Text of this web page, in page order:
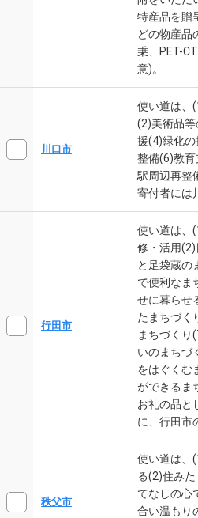
特産品を贈
どの物産品
乗、PET-
意)。
川口市
使い道は、
(2)美術品
援(4)緑化
整備(6)教
駅周辺再整
寄付者には
行田市
使い道は、
修・活用
と足袋蔵の
で便利なま
せに暮らせ
たまちづく
まちづくり
いのまちづ
をはぐくむ
ができるま
お礼の品と
に、行田市
秩父市
使い道は、
る(2)住み
てなしの心
合い温もり